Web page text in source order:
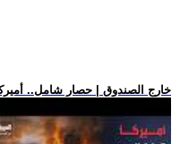
.. خارج الصندوق | حصار شامل..